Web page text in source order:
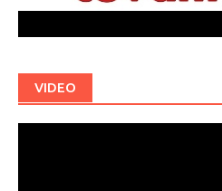
VIDEO